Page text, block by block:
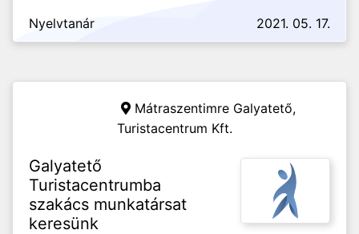
Nyelvtanár
2021. 05. 17.
Mátraszentimre Galyatető,
Turistacentrum Kft.
Galyatető
Turistacentrumba
szakács munkatársat
keresünk